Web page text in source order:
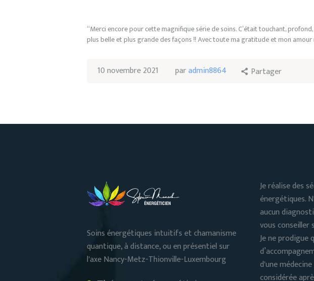
“Merci encore pour cette magnifique série de soins. C’était touchant,
plus belle et plus grande des façons !! Avec toute ma gratitude et mon amour
10 novembre 2021 paradmin8864 Partager
Soins énergétiques intuitifs et chamanisme
quantique, à distance, ou en présentiel sur
l'axe Nancy-Metz-Thionville-Luxembourg
Je réalise des
énergétiques.
aucun
vous conseiller
Je ne prodigue
d'une
considérée